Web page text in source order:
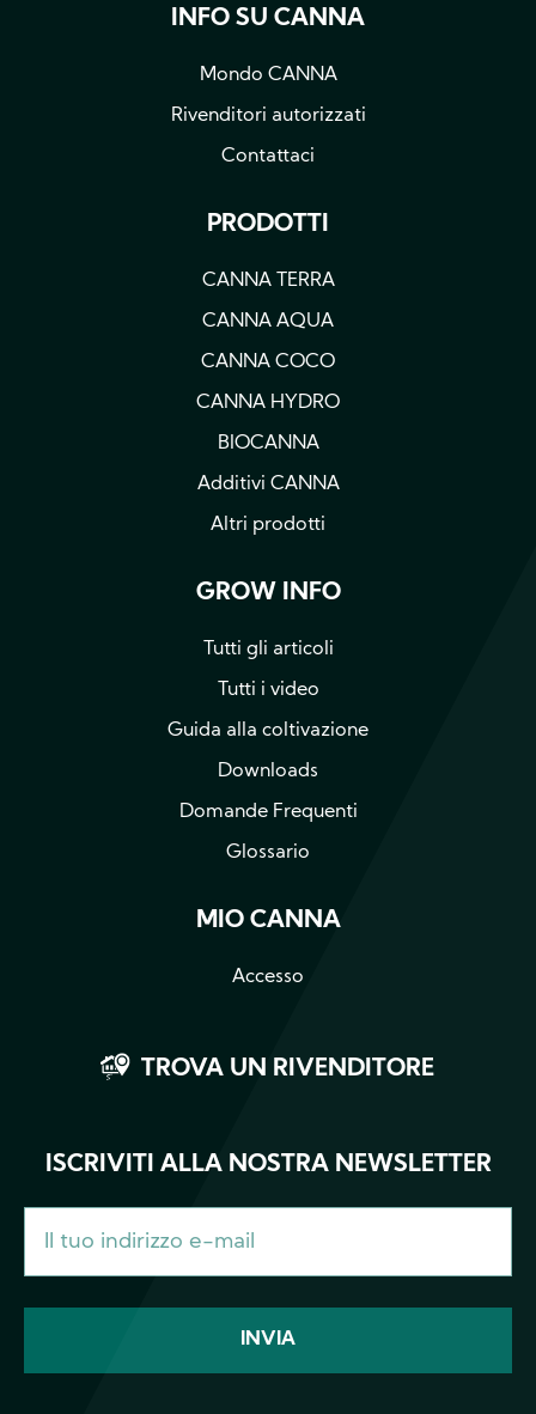
INFO SU CANNA
Mondo CANNA
Rivenditori autorizzati
Contattaci
PRODOTTI
CANNA TERRA
CANNA AQUA
CANNA COCO
CANNA HYDRO
BIOCANNA
Additivi CANNA
Altri prodotti
GROW INFO
Tutti gli articoli
Tutti i video
Guida alla coltivazione
Downloads
Domande Frequenti
Glossario
MIO CANNA
Accesso
TROVA UN RIVENDITORE
ISCRIVITI ALLA NOSTRA NEWSLETTER